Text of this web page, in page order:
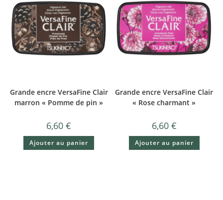
Grande encre VersaFine Clair
marron « Pomme de pin »
6,60€
Ajouter au panier
Grande encre VersaFine Clair
« Rose charmant »
6,60 €
Ajouter au panier